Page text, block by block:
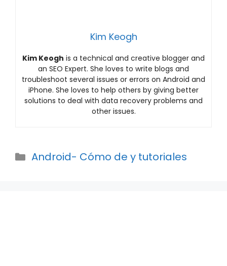
Kim Keogh
Kim Keogh is a technical and creative blogger and
an SEO Expert. She loves to write blogs and
troubleshoot several issues or errors on Android and
iPhone. She loves to help others by giving better
solutions to deal with data recovery problems and
other issues.
Categories
Android- Cómo de y tutoriales